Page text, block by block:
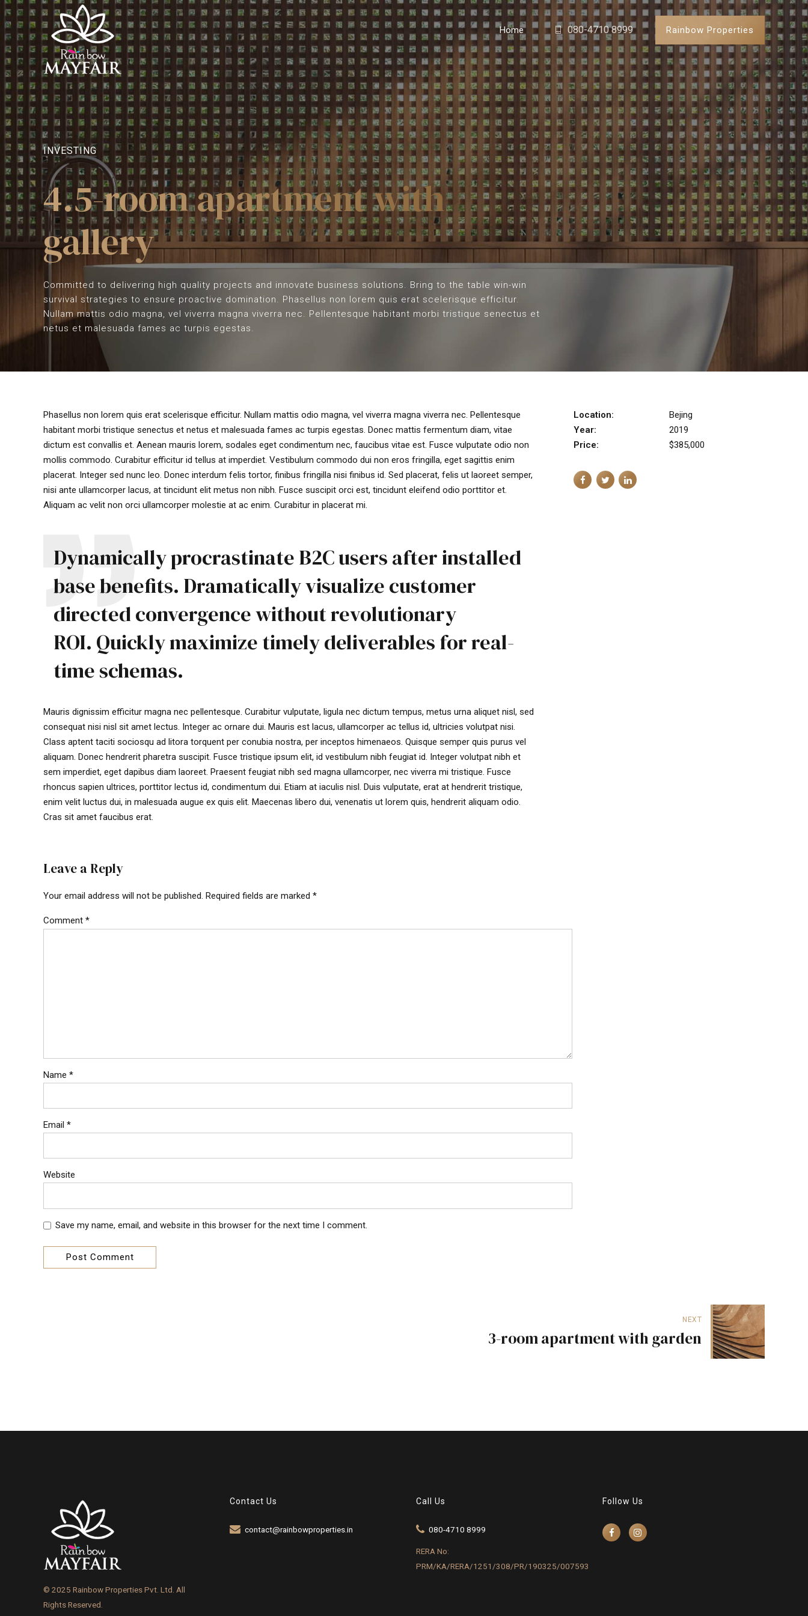
080-4710 8999 Rainbow Properties
Home
INVESTING
4.5-room apartment with
gallery
Committed to delivering high quality projects and innovate business solutions. Bring to the table win-win
survival strategies to ensure proactive domination. Phasellus non lorem quis erat scelerisque efficitur.
Nullam mattis odio magna, vel viverra magna viverra nec. Pellentesque habitant morbi tristique senectus et
netus et malesuada fames ac turpis egestas.
Phasellus non lorem quis erat scelerisque efficitur. Nullam mattis odio magna, vel viverra magna viverra nec. Pellentesque
habitant morbi tristique senectus et netus et malesuada fames ac turpis egestas. Donec mattis fermentum diam, vitae
dictum est convallis et. Aenean mauris lorem, sodales eget condimentum nec, faucibus vitae est. Fusce vulputate odio non
mollis commodo. Curabitur efficitur id tellus at imperdiet. Vestibulum commodo dui non eros fringilla, eget sagittis enim
placerat. Integer sed nunc leo. Donec interdum felis tortor, finibus fringilla nisi finibus id. Sed placerat, felis ut laoreet semper,
nisi ante ullamcorper lacus, at tincidunt elit metus non nibh. Fusce suscipit orci est, tincidunt eleifend odio porttitor et.
Aliquam ac velit non orci ullamcorper molestie at ac enim. Curabitur in placerat mi.
Dynamically procrastinate B2C users after installed
base benefits. Dramatically visualize customer
directed convergence without revolutionary
ROI. Quickly maximize timely deliverables for real-
time schemas.
Mauris dignissim efficitur magna nec pellentesque. Curabitur vulputate, ligula nec dictum tempus, metus urna aliquet nisl, sed
consequat nisi nisl sit amet lectus. Integer ac ornare dui. Mauris est lacus, ullamcorper ac tellus id, ultricies volutpat nisi.
Class aptent taciti sociosqu ad litora torquent per conubia nostra, per inceptos himenaeos. Quisque semper quis purus vel
aliquam. Donec hendrerit pharetra suscipit. Fusce tristique ipsum elit, id vestibulum nibh feugiat id. Integer volutpat nibh et
sem imperdiet, eget dapibus diam laoreet. Praesent feugiat nibh sed magna ullamcorper, nec viverra mi tristique. Fusce
rhoncus sapien ultrices, porttitor lectus id, condimentum dui. Etiam at iaculis nisl. Duis vulputate, erat at hendrerit tristique,
enim velit luctus dui, in malesuada augue ex quis elit. Maecenas libero dui, venenatis ut lorem quis, hendrerit aliquam odio.
Cras sit amet faucibus erat.
Location:
Bejing
Year:
2019
Price:
$385,000
Leave a Reply
Your email address will not be published. Required fields are marked *
Comment *
Name *
Email *
Website
Save my name, email, and website in this browser for the next time I comment.
Post Comment
NEXT
3-room apartment with garden
© 2025 Rainbow Properties Pvt. Ltd. All
Rights Reserved.
Contact Us
contact@rainbowproperties.in
Call Us
080-4710 8999
RERA No:
PRM/KA/RERA/1251/308/PR/190325/007593
Follow Us